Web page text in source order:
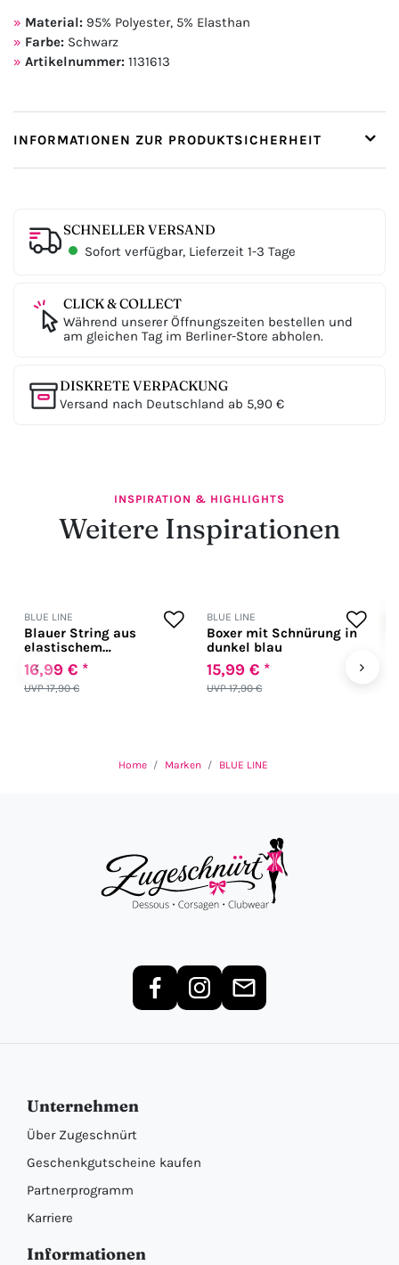
Material: 95% Polyester, 5% Elasthan
Farbe: Schwarz
Artikelnummer: 1131613
INFORMATIONEN ZUR PRODUKTSICHERHEIT
SCHNELLER VERSAND
Sofort verfügbar, Lieferzeit 1-3 Tage
CLICK & COLLECT
Während unserer Öffnungszeiten bestellen und
am gleichen Tag im Berliner-Store abholen.
DISKRETE VERPACKUNG
Versand nach Deutschland ab 5,90 €
INSPIRATION & HIGHLIGHTS
Weitere Inspirationen
‹
BLUE LINE
Blauer String aus
elastischem
Microfasergewebe
UVP 17,90 €
16,99 € *
BLUE LINE
Boxer mit Schnürung in
dunkel blau
UVP 17,90 €
15,99 € * ›
Home Marken BLUE LINE
Unternehmen
Über Zugeschnürt
Geschenkgutscheine kaufen
Partnerprogramm
Karriere
Informationen